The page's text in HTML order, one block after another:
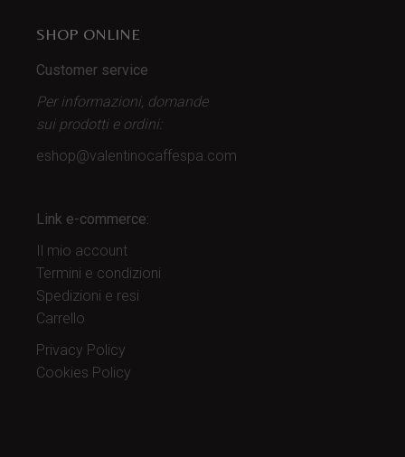
SHOP ONLINE
Customer service
Per informazioni, domande
sui prodotti e ordini:
eshop@valentinocaffespa.com
Link e-commerce:
Il mio account
Termini e condizioni
Spedizioni e resi
Carrello
Privacy Policy
Cookies Policy